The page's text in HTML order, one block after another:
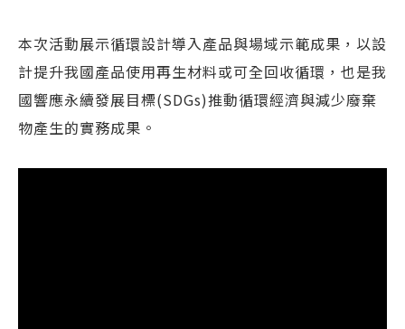
本次活動展示循環設計導入產品與場域示範成果，以設
計提升我國產品使用再生材料或可全回收循環，也是我
國響應永續發展目標(SDGs)推動循環經濟與減少廢棄
物產生的實務成果。